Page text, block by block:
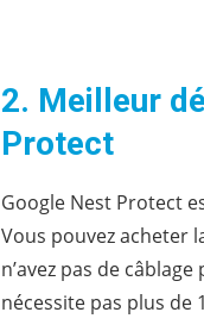
2. Meilleur
Protect
Google Nest Protect
Vous pouvez acheter
n’avez pas de
nécessite pas plus de